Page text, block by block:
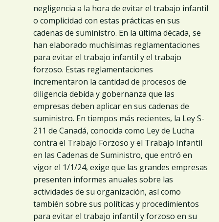
negligencia a la hora de evitar el trabajo infantil
o complicidad con estas prácticas en sus
cadenas de suministro. En la última década, se
han elaborado muchísimas reglamentaciones
para evitar el trabajo infantil y el trabajo
forzoso. Estas reglamentaciones
incrementaron la cantidad de procesos de
diligencia debida y gobernanza que las
empresas deben aplicar en sus cadenas de
suministro. En tiempos más recientes, la Ley S-
211 de Canadá, conocida como Ley de Lucha
contra el Trabajo Forzoso y el Trabajo Infantil
en las Cadenas de Suministro, que entró en
vigor el 1/1/24, exige que las grandes empresas
presenten informes anuales sobre las
actividades de su organización, así como
también sobre sus políticas y procedimientos
para evitar el trabajo infantil y forzoso en su